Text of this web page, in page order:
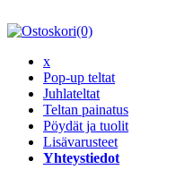
(0)
x
Pop-up teltat
Juhlateltat
Teltan painatus
Pöydät ja tuolit
Lisävarusteet
Yhteystiedot